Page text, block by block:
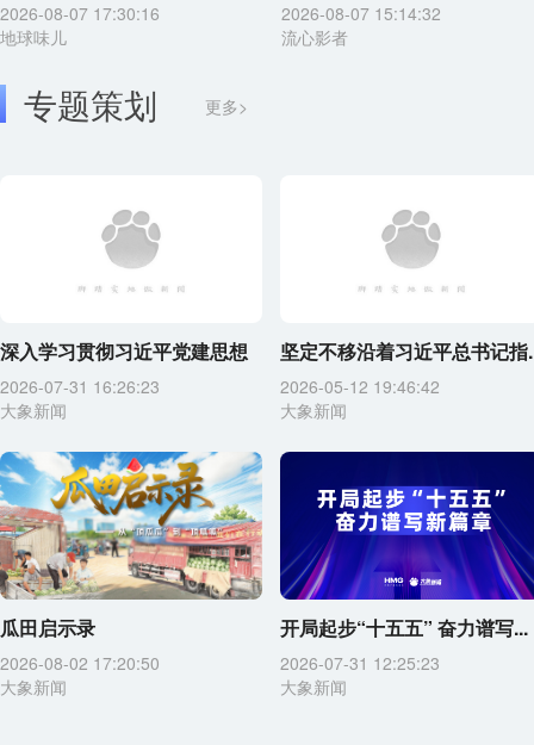
2026-08-07 17:30:16
地球味儿
2026-08-07 15:14:32
流心影者
专题策划 更多>
深入学习贯彻习近平党建思想
2026-07-31 16:26:23
大象新闻
坚定不移沿着习近平总书记指
2026-05-12 19:46:42
大象新闻
瓜田启示录
2026-08-02 17:20:50
大象新闻
开局起步“十五五” 奋力谱写...
2026-07-31 12:25:23
大象新闻